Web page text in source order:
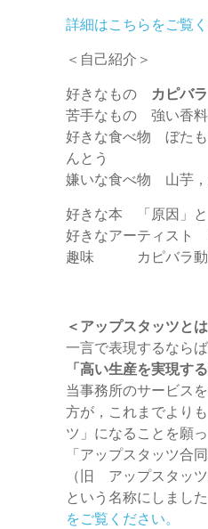
詳細はこちらをご覧く
＜自己紹介＞
好きなもの カピバ
苦手なもの 強い香
好きな食べ物 ぼたも
んとう
嫌いな食べ物 山芋
好きな本 「原因」
好きなアーティスト
趣味 カピバラ動
＜アップスタッツと
一言で表現するならば
「高い生産を実現する
当事務所のサービス
方が，これまでより
ツ」になることを願っ
「アップスタッツ合同
（旧 アップスタッツ
という名称にしました
をご覧ください。